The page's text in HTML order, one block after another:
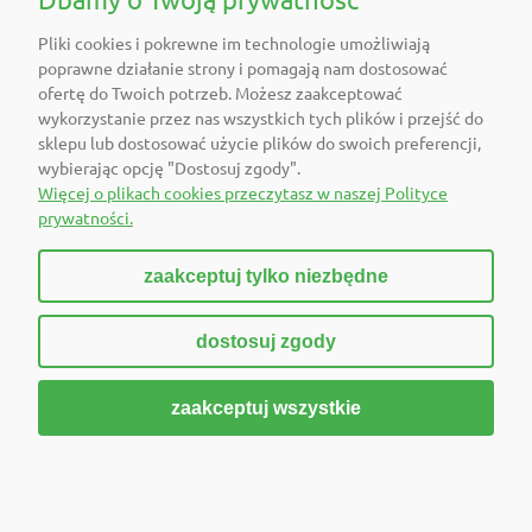
O FIRMIE
POLECAMY
DOŁĄCZ DO NAS
Sklep internetowy Shoper Premium
Pliki cookies i pokrewne im technologie umożliwiają
poprawne działanie strony i pomagają nam dostosować
ofertę do Twoich potrzeb. Możesz zaakceptować
wykorzystanie przez nas wszystkich tych plików i przejść do
sklepu lub dostosować użycie plików do swoich preferencji,
wybierając opcję "Dostosuj zgody".
Więcej o plikach cookies przeczytasz w naszej Polityce
prywatności.
zaakceptuj tylko niezbędne
dostosuj zgody
zaakceptuj wszystkie